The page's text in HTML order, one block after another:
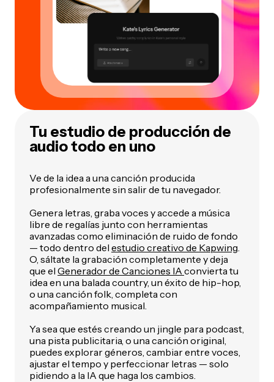
Tu estudio de producción de
audio todo en uno
Ve de la idea a una canción producida
profesionalmente sin salir de tu navegador.
Genera letras, graba voces y accede a música
libre de regalías junto con herramientas
avanzadas como eliminación de ruido de fondo
— todo dentro del estudio creativo de Kapwing
O, sáltate la grabación completamente y deja
que el Generador de Canciones IA convierta tu
idea en una balada country, un éxito de hip-hop,
o una canción folk, completa con
acompañamiento musical.
Ya sea que estés creando un jingle para podcast,
una pista publicitaria, o una canción original,
puedes explorar géneros, cambiar entre voces,
ajustar el tempo y perfeccionar letras — solo
pidiendo a la IA que haga los cambios.